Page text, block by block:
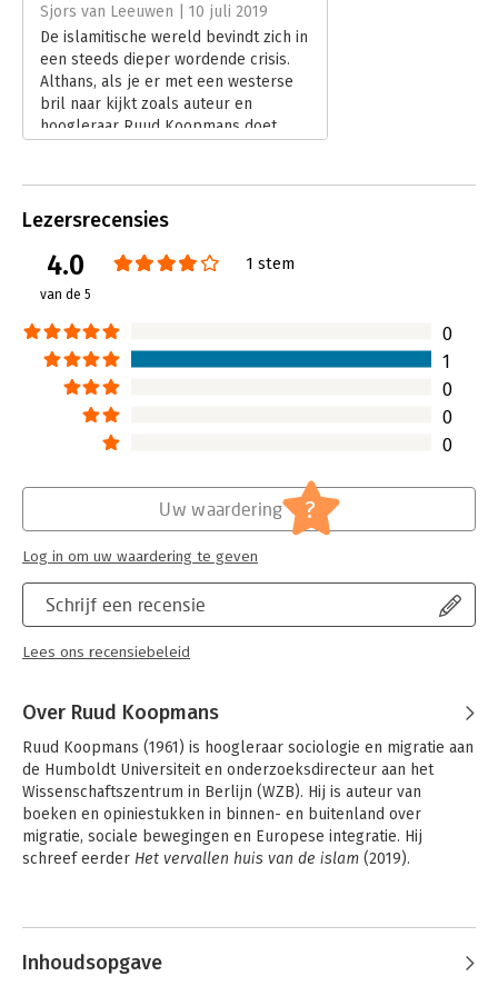
Hoofdrubriek: Geschiedenis
Sjors van Leeuwen | 10 juli 2019
De islamitische wereld bevindt zich in
een steeds dieper wordende crisis.
Althans, als je er met een westerse
bril naar kijkt zoals auteur en
hoogleraar Ruud Koopmans doet.
Lezersrecensies
4.0
van de 5
1 stem
0
1
0
0
0
Schrijf een recensie
Lees ons recensiebeleid
Uw waardering ?
Log in om uw waardering te geven
Over Ruud Koopmans
Ruud Koopmans (1961) is hoogleraar sociologie en migratie aan
de Humboldt Universiteit en onderzoeksdirecteur aan het
Wissenschaftszentrum in Berlijn (WZB). Hij is auteur van
boeken en opiniestukken in binnen- en buitenland over
migratie, sociale bewegingen en Europese integratie. Hij
schreef eerder Het vervallen huis van de islam (2019).
Andere boeken door Ruud
Koopmans
Inhoudsopgave